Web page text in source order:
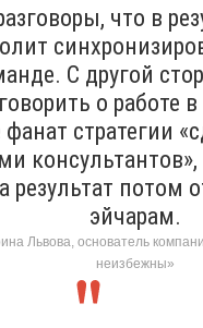
что в
С другой
говорить о работе
фанат стратегии
результат потом
эйчарам.
Львова, основатель
неизбежны»